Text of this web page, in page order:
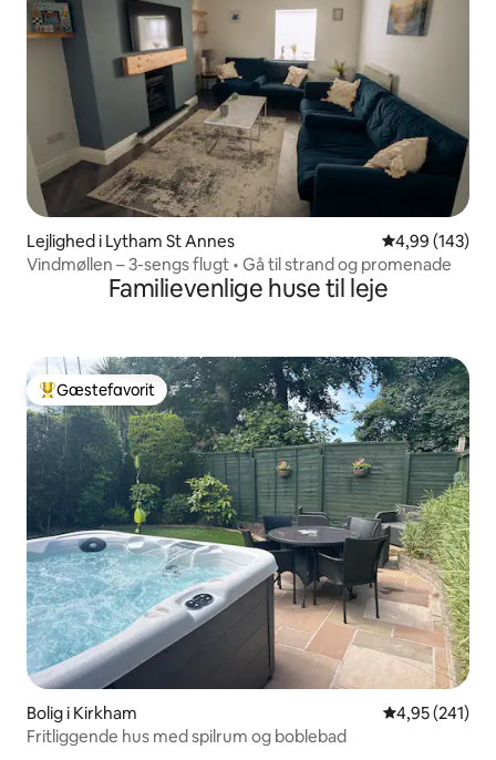
Lejlighed i Lytham St Annes 4,99 ud af 5 i
4,99 (143)
Vindmøllen – 3-sengs flugt • Gå til strand og promenade
Familievenlige huse til leje
Bedste gæstefavorit
Gæstefavorit
Bolig i Kirkham 4,95 ud af 5 i
4,95 (241)
Fritliggende hus med spilrum og boblebad